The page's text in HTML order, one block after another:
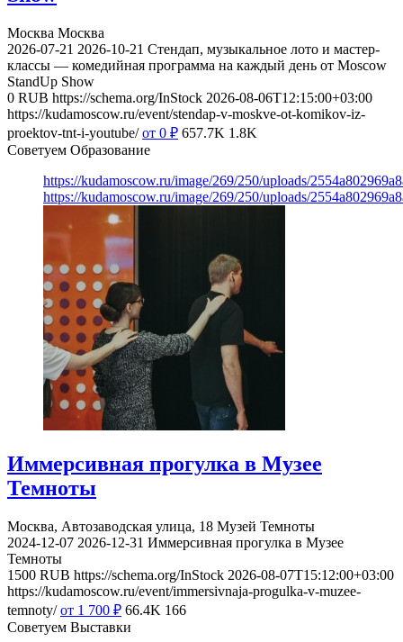
Москва Москва
2026-07-21 2026-10-21 Стендап, музыкальное лото и мастер-
классы — комедийная программа на каждый день от Moscow
StandUp Show
0 RUB https://schema.org/InStock 2026-08-06T12:15:00+03:00
https://kudamoscow.ru/event/stendap-v-moskve-ot-komikov-iz-
proektov-tnt-i-youtube/ от 0 ₽ 657.7K 1.8K
Советуем Образование
https://kudamoscow.ru/image/269/250/uploads/
https://kudamoscow.ru/image/269/250/uploads/
Иммерсивная прогулка в Музее
Темноты
Москва, Автозаводская улица, 18 Музей Темноты
2024-12-07 2026-12-31 Иммерсивная прогулка в Музее
Темноты
1500 RUB https://schema.org/InStock 2026-08-07T15:12:00+03:00
https://kudamoscow.ru/event/immersivnaja-progulka-v-muzee-
temnoty/ от 1 700 ₽ 66.4K 166
Советуем Выставки